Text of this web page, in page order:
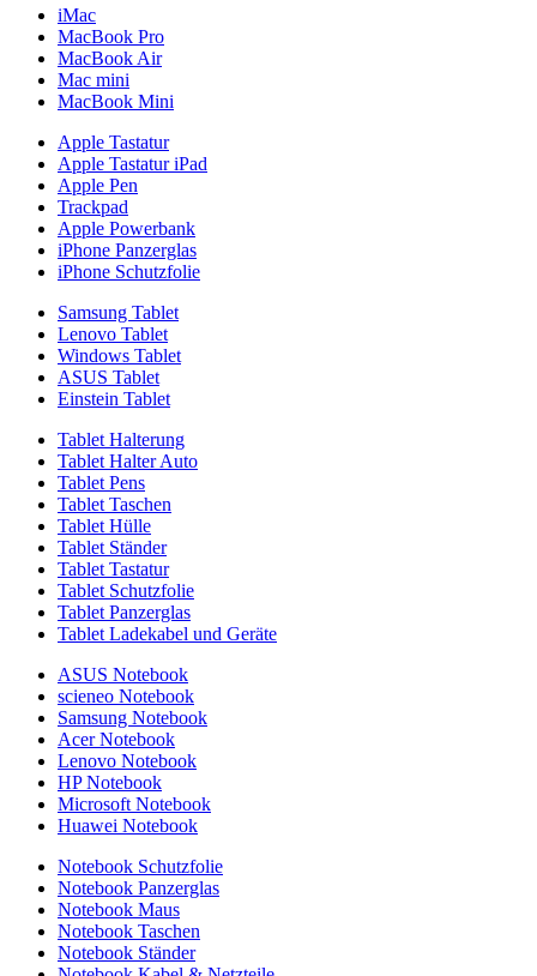
iMac
MacBook Pro
MacBook Air
Mac mini
MacBook Mini
Apple Tastatur
Apple Tastatur iPad
Apple Pen
Trackpad
Apple Powerbank
iPhone Panzerglas
iPhone Schutzfolie
Samsung Tablet
Lenovo Tablet
Windows Tablet
ASUS Tablet
Einstein Tablet
Tablet Halterung
Tablet Halter Auto
Tablet Pens
Tablet Taschen
Tablet Hülle
Tablet Ständer
Tablet Tastatur
Tablet Schutzfolie
Tablet Panzerglas
Tablet Ladekabel und Geräte
ASUS Notebook
scieneo Notebook
Samsung Notebook
Acer Notebook
Lenovo Notebook
HP Notebook
Microsoft Notebook
Huawei Notebook
Notebook Schutzfolie
Notebook Panzerglas
Notebook Maus
Notebook Taschen
Notebook Ständer